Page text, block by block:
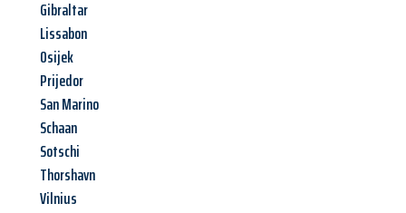
Gibraltar
Lissabon
Osijek
Prijedor
San Marino
Schaan
Sotschi
Thorshavn
Vilnius